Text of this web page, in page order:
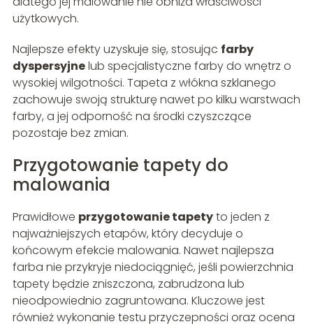
użytkowych.
Najlepsze efekty uzyskuje się, stosując farby
dyspersyjnelub specjalistyczne farby do wnętrz o
wysokiej wilgotności. Tapeta z włókna szklanego
zachowuje swoją strukturę nawet po kilku warstwach
farby, a jej odporność na środki czyszczące
pozostaje bez zmian.
Przygotowanie tapety do
malowania
Prawidłowe przygotowanie tapetyto jeden z
najważniejszych etapów, który decyduje o
końcowym efekcie malowania. Nawet najlepsza
farba nie przykryje niedociągnięć, jeśli powierzchnia
tapety będzie zniszczona, zabrudzona lub
nieodpowiednio zagruntowana. Kluczowe jest
również wykonanie testu przyczepności oraz ocena